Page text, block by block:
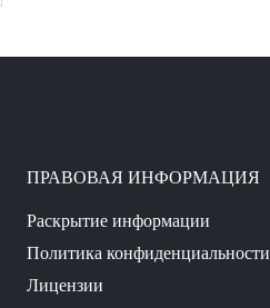
ПРАВОВАЯ ИНФОРМАЦИЯ
Раскрытие информации
Политика конфиденциальности
Лицензии